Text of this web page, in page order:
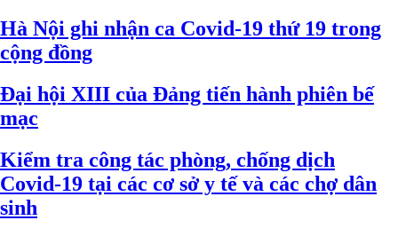
Hà Nội ghi nhận ca Covid-19 thứ 19 trong
cộng đồng
Đại hội XIII của Đảng tiến hành phiên bế
mạc
Kiểm tra công tác phòng, chống dịch
Covid-19 tại các cơ sở y tế và các chợ dân
sinh